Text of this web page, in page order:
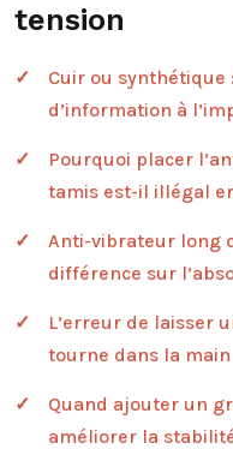
tension
Cuir ou
d’information à
Pourquoi placer
tamis est-il illégal
Anti-vibrateur long
différence sur
L’erreur de laisser
tourne dans la main
Quand ajouter un
améliorer la